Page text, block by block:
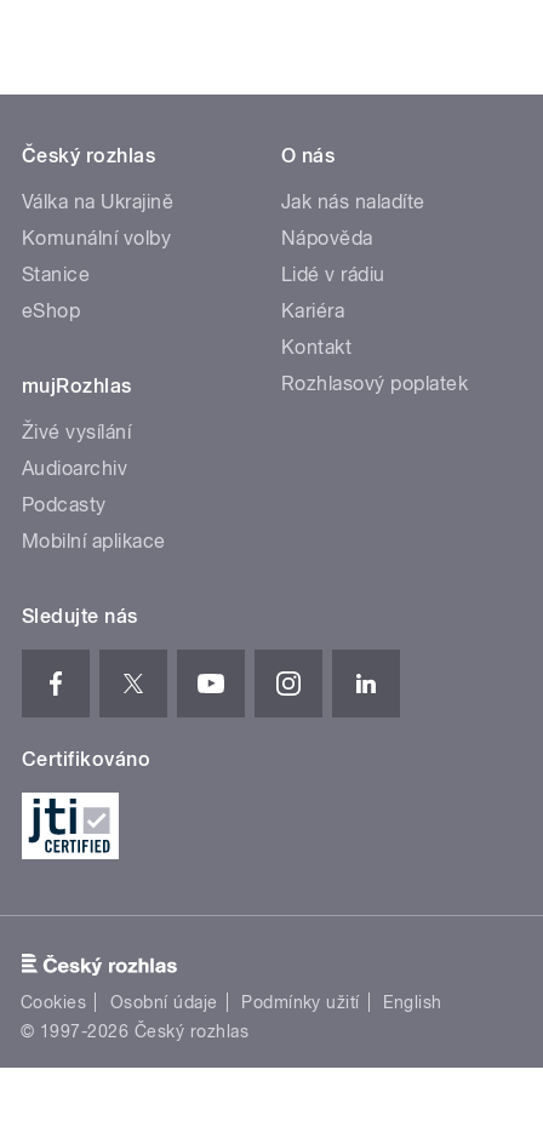
Český rozhlas
Válka na Ukrajině
Komunální volby
Stanice
eShop
mujRozhlas
Živé vysílání
Audioarchiv
Podcasty
Mobilní aplikace
O nás
Jak nás naladíte
Nápověda
Lidé v rádiu
Kariéra
Kontakt
Rozhlasový poplatek
Sledujte nás
Certifikováno
Cookies Osobní údaje Podmínky užití
English
© 1997-2026 Český rozhlas